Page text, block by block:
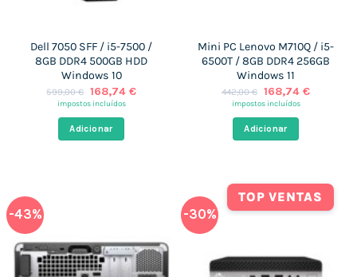
Dell 7050 SFF / i5-7500 /
8GB DDR4 500GB HDD
Windows 10
599,00€ O
preço
era:
599,00 €.
168,74 €O
impostos incluídos
Adicionar
Mini PC Lenovo M710Q / i5-
6500T / 8GB DDR4 256GB
Windows 11
442,00€ O
preço
era:
442,00 €.
168,74 €O
impostos incluídos
Adicionar
-43% -30%
TOP VENTAS